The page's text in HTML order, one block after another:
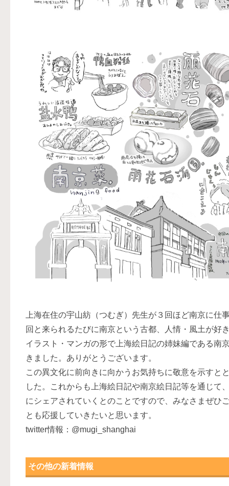
上海在住の宇山紡（つむぎ）先生が３回ほど南京に仕
回と来られるたびに南京という古都、人情・風土が好
イラスト・マンガの形で上海絵日記の姉妹編である南
きました。ありがとうございます。
この異文化に前向きに向かうお気持ちに敬意を示すと
した。これからも上海絵日記や南京絵日記等を通じて
にシェアされていくとのことですので、みなさまぜひ
とも応援していきたいと思います。
twitter情報：@mugi_shanghai
その他の新着情報